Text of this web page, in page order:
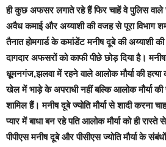
ही कुछ अफसर लगाते रहे हैं फिर चाहें वे पुलिस वाले
अवैध कमाई और अय्याशी की वजह से पूरा विभाग
तैनात होमगार्ड के कमांडेंट मनीष दूबे की अय्याशी
दागदार अफसरों को काफी पीछे छोड़ दिया है।
धूूूमनगंज,झलवा में रहने वाले आलोक मौर्या की
खेल में भाड़े के अपराधी नहीं बल्कि आलोक मौर्या की
शामिल हैं। मनीष दूबे ज्योति मौर्या से शादी करना
प्यार में बाधा बन रहे पति आलोक मौर्या को ही रास्ते
पीपीएस मनीष दूबे और पीसीएस ज्योति मौर्या के